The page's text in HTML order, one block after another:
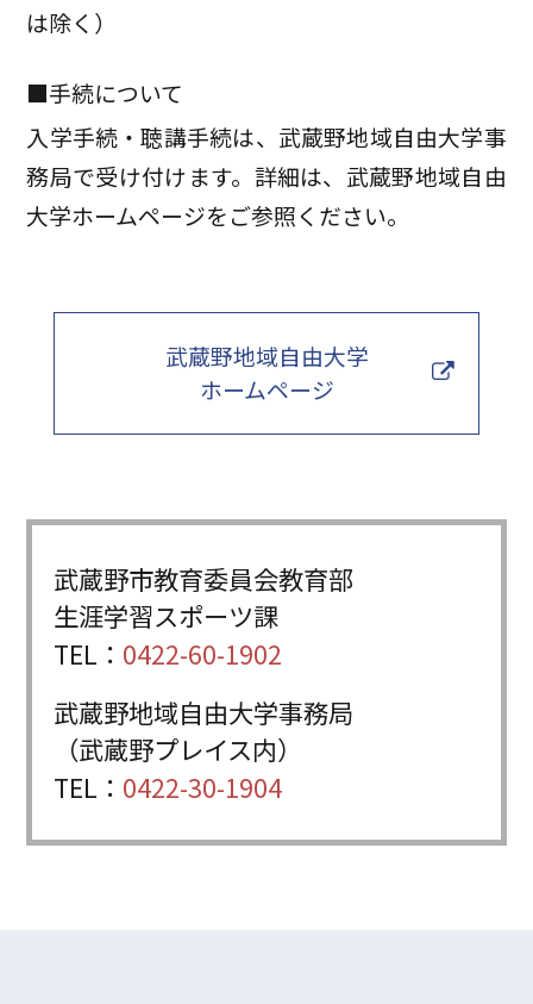
は除く）
■手続について
入学手続・聴講手続は、武蔵野地域自由大学事
務局で受け付けます。詳細は、武蔵野地域自由
大学ホームページをご参照ください。
武蔵野地域自由大学
ホームページ
武蔵野市教育委員会教育部
生涯学習スポーツ課
TEL： 0422-60-1902
武蔵野地域自由大学事務局
（武蔵野プレイス内）
TEL： 0422-30-1904